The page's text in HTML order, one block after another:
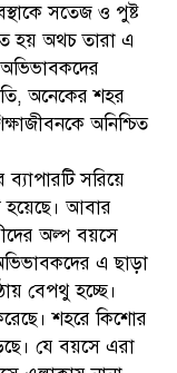
সতেজ ও পুষ্ট
হয় অথচ তারা এ
অভিভাবকদের
অনেকের শহর
অনিশ্চিত
ব্যাপারটি সরিয়ে
হয়েছে। আবার
অল্প বয়সে
এ ছাড়া
বেপথু হচ্ছে।
শহরে কিশোর
যে বয়সে এরা